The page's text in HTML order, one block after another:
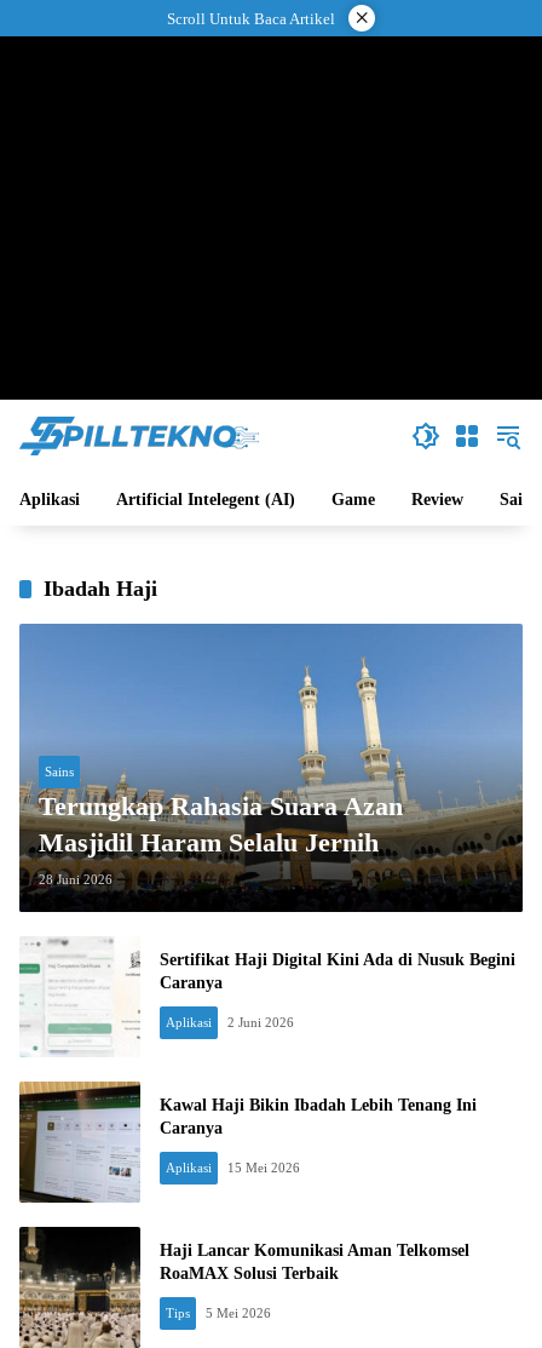
ke
Scroll Untuk Baca Artikel ×
Aplikasi Artificial Intelegent (AI) Game Review Sains
Ibadah Haji
Sains
Terungkap Rahasia Suara Azan
Masjidil Haram Selalu Jernih
28 Juni 2026
Sertifikat Haji Digital Kini Ada di Nusuk Begini
Caranya
Aplikasi 2 Juni 2026
Kawal Haji Bikin Ibadah Lebih Tenang Ini
Caranya
Aplikasi 15 Mei 2026
Haji Lancar Komunikasi Aman Telkomsel
RoaMAX Solusi Terbaik
Tips 5 Mei 2026